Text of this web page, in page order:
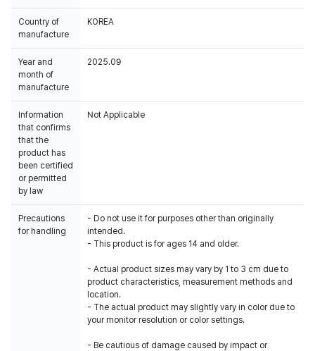
Country of
manufacture
KOREA
Year and
month of
manufacture
2025.09
Information
that confirms
that the
product has
been certified
or permitted
by law
Not Applicable
Precautions
for handling
- Do not use it for purposes other than originally
intended.
- This product is for ages 14 and older.
- Actual product sizes may vary by 1 to 3 cm due to
product characteristics, measurement methods and
location.
- The actual product may slightly vary in color due to
your monitor resolution or color settings.
- Be cautious of damage caused by impact or